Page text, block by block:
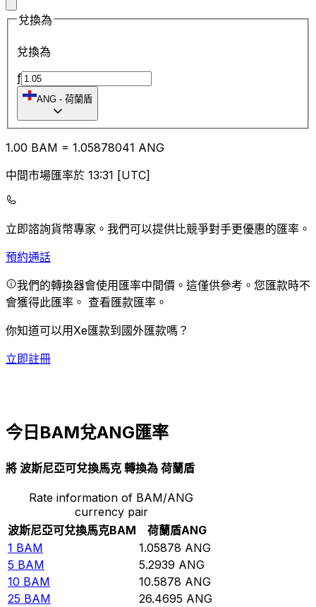
兌換為
兌換為
ƒ
ANG - 荷蘭盾
1.00 BAM = 1.05878041 ANG
中間市場匯率於 13:31 [UTC]
立即諮詢貨幣專家。 我們可以提供比競爭對手更優惠的匯率。
預約通話
我們的轉換器會使用匯率中間價。這僅供參考。您匯款時不
會獲得此匯率。 查看匯款匯率。
你知道可以用Xe匯款到國外匯款嗎？
立即註冊
今日BAM兌ANG匯率
將 波斯尼亞可兌換馬克 轉換為 荷蘭盾
Rate information of BAM/ANG
currency pair
波斯尼亞可兌換馬克BAM 荷蘭盾ANG
1 BAM 1.05878 ANG
5 BAM 5.2939 ANG
10 BAM 10.5878 ANG
25 BAM 26.4695 ANG